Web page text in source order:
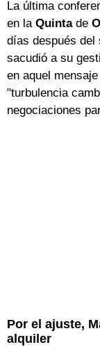
La última
en la Quintade
días después del
sacudió a su
en aquel mensaje
"turbulencia
negociaciones
Por el ajuste,
alquiler